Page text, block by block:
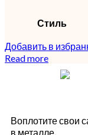
Стиль
Добавить в
Read more
Воплотите свои
в металле.